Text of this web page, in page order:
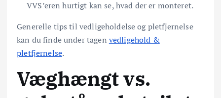
VVS’eren hurtigt kan se, hvad der er monteret.
Generelle tips til vedligeholdelse og pletfjernelse
kan du finde under tagen vedligehold &
pletfjernelse.
Væghængt vs.